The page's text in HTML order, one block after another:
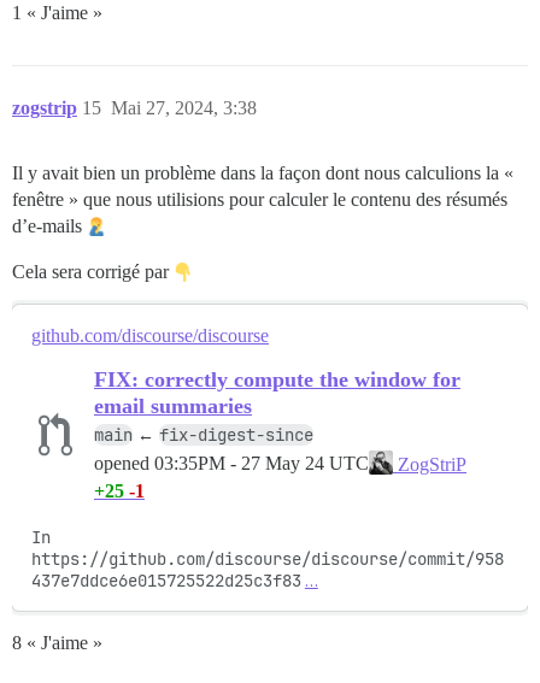
1 « J'aime »
zogstrip Mai 27, 2024, 3:38
15
Il y avait bien un problème dans la façon dont nous calculions la «
fenêtre » que nous utilisions pour calculer le contenu des résumés
d’e-mails
Cela sera corrigé par
github.com/discourse/discourse
FIX: correctly compute the window for
email summaries
main ← fix-digest-since
opened 03:35PM - 27 May 24 UTC
ZogStriP
+25 -1
In
https://github.com/discourse/discourse/commit/958
437e7ddce6e015725522d25c3f83 …
8 « J'aime »